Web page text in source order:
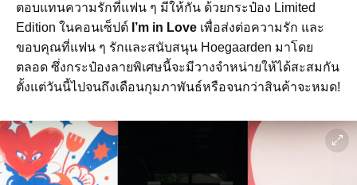
ตอบแทนความรักที่แฟน ๆ มีให้กัน ด้วยกระป๋อง Limited
Edition ในคอนเซ็ปต์ I’m in Love เพื่อส่งต่อความรัก และ
ขอบคุณที่แฟน ๆ รักและสนับสนุน Hoegaarden มาโดย
ตลอด ซึ่งกระป๋องลายพิเศษนี้จะมีวางจำหน่ายให้ได้สะสมกัน
ตั้งแต่วันนี้ไปจนถึงเดือนกุมภาพันธ์หรือจนกว่าสินค้าจะหมด!